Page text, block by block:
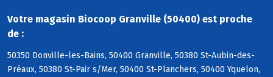
Votre magasin Biocoop Granville (50400) est proche
de :
50350 Donville-les-Bains, 50400 Granville, 50380 St-Aubin-des-
Préaux, 50380 St-Pair s/Mer, 50400 St-Planchers, 50400 Yquelon,